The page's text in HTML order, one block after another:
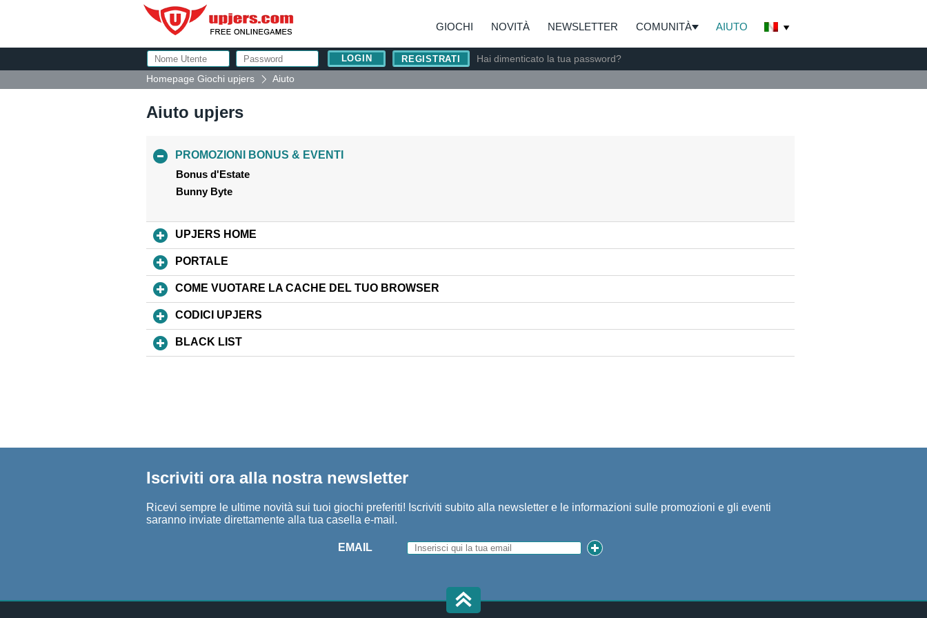
GIOCHI NOVITÀ NEWSLETTER COMUNITÀ AIUTO
REGISTRATI
Hai dimenticato la tua password?
Homepage Giochi upjers
Aiuto
Aiuto upjers
PROMOZIONI BONUS & EVENTI
Bonus d'Estate
Bunny Byte
UPJERS HOME
PORTALE
COME VUOTARE LA CACHE DEL TUO BROWSER
CODICI UPJERS
BLACK LIST
Iscriviti ora alla nostra newsletter
Ricevi sempre le ultime novità sui tuoi giochi preferiti! Iscriviti subito alla newsletter e le informazioni sulle promozioni e gli eventi
saranno inviate direttamente alla tua casella e-mail.
EMAIL